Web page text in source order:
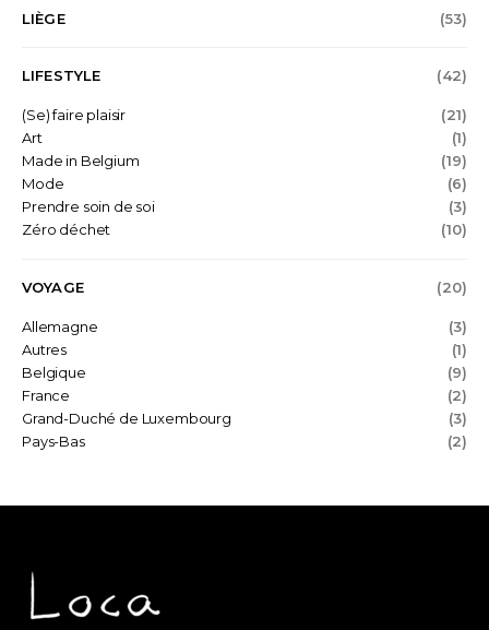
LIÈGE (53)
LIFESTYLE (42)
(Se) faire plaisir
(21)
Art
(1)
Made in Belgium
(19)
Mode
(6)
Prendre soin de soi
(3)
Zéro déchet
(10)
VOYAGE (20)
Allemagne
(3)
Autres
(1)
Belgique
(9)
France
(2)
Grand-Duché de Luxembourg
(3)
Pays-Bas
(2)